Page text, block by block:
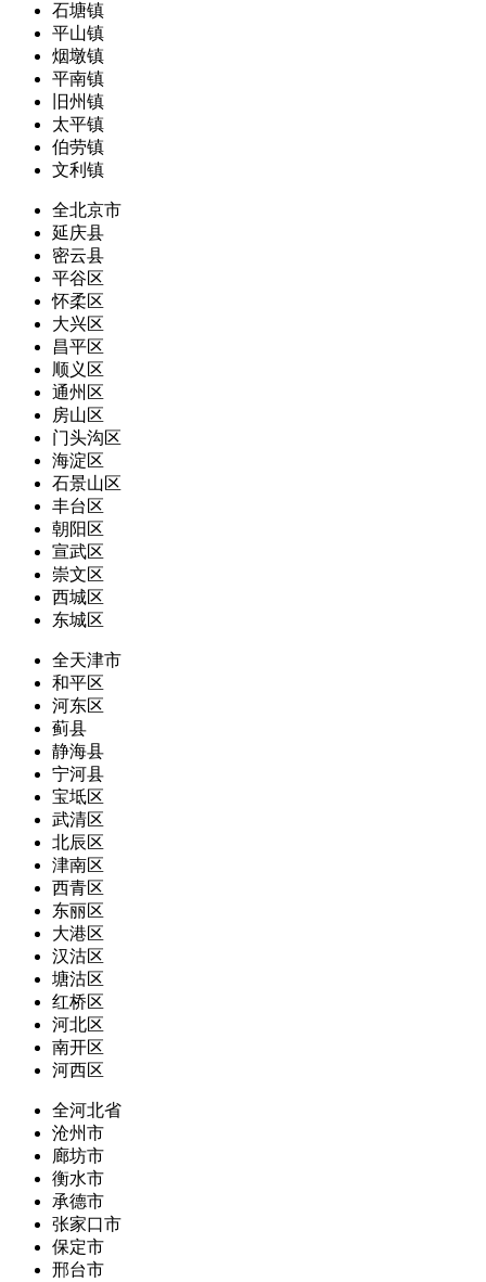
石塘镇
平山镇
烟墩镇
平南镇
旧州镇
太平镇
伯劳镇
文利镇
全北京市
延庆县
密云县
平谷区
怀柔区
大兴区
昌平区
顺义区
通州区
房山区
门头沟区
海淀区
石景山区
丰台区
朝阳区
宣武区
崇文区
西城区
东城区
全天津市
和平区
河东区
蓟县
静海县
宁河县
宝坻区
武清区
北辰区
津南区
西青区
东丽区
大港区
汉沽区
塘沽区
红桥区
河北区
南开区
河西区
全河北省
沧州市
廊坊市
衡水市
承德市
张家口市
保定市
邢台市